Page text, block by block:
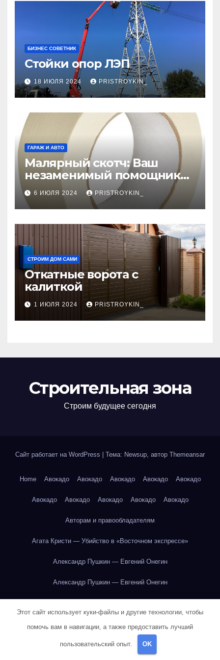
БИЗНЕС СОВЕТНИК
Стойки опор ЛЭП
18 ИЮЛЯ 2024 PRISTROYKIN_
ГАРАЖ И АВТО
Малярный скотч: Ваш
незаменимый помощник
при ремонтных работах
6 ИЮЛЯ 2024 PRISTROYKIN_
СТРОИМ ДОМ САМИ
Откатные ворота с
калиткой
1 ИЮЛЯ 2024 PRISTROYKIN_
Строительная зона
Строим будущее сегодня
Сайт работает на WordPress Тема: Newsup, автор Themeansar
Home Авокадо Авокадо Авокадо Авокадо Авокадо
Авокадо Авокадо Авокадо Авокадо Авокадо
Авторам и правообладателям
Агата Кристи — Убийство в «Восточном экспрессе»
Александр Пушкин — Евгений Онегин
Александр Пушкин — Евгений Онегин
Александр Пушкин — Евгений Онегин
Этот сайт использует куки-файлы и другие технологии, чтобы
помочь вам в навигации, а также предоставить лучший
пользовательский опыт. OK